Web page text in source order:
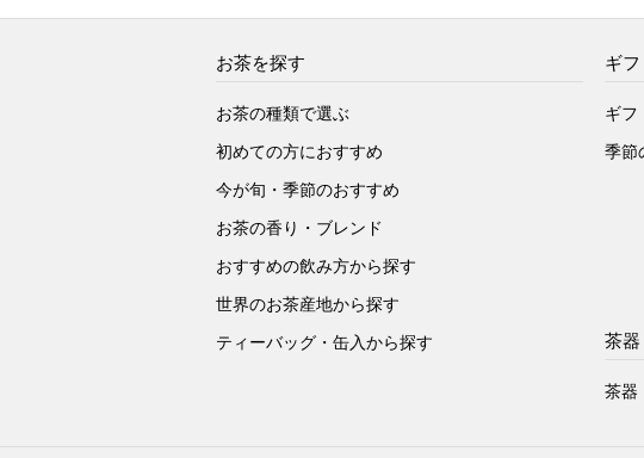
お茶を探す
お茶の種類で選ぶ
初めての方におすすめ
今が旬・季節のおすすめ
お茶の香り・ブレンド
おすすめの飲み方から探す
世界のお茶産地から探す
ティーバッグ・缶入から探す
ギ
ギフ
季節
茶
茶器